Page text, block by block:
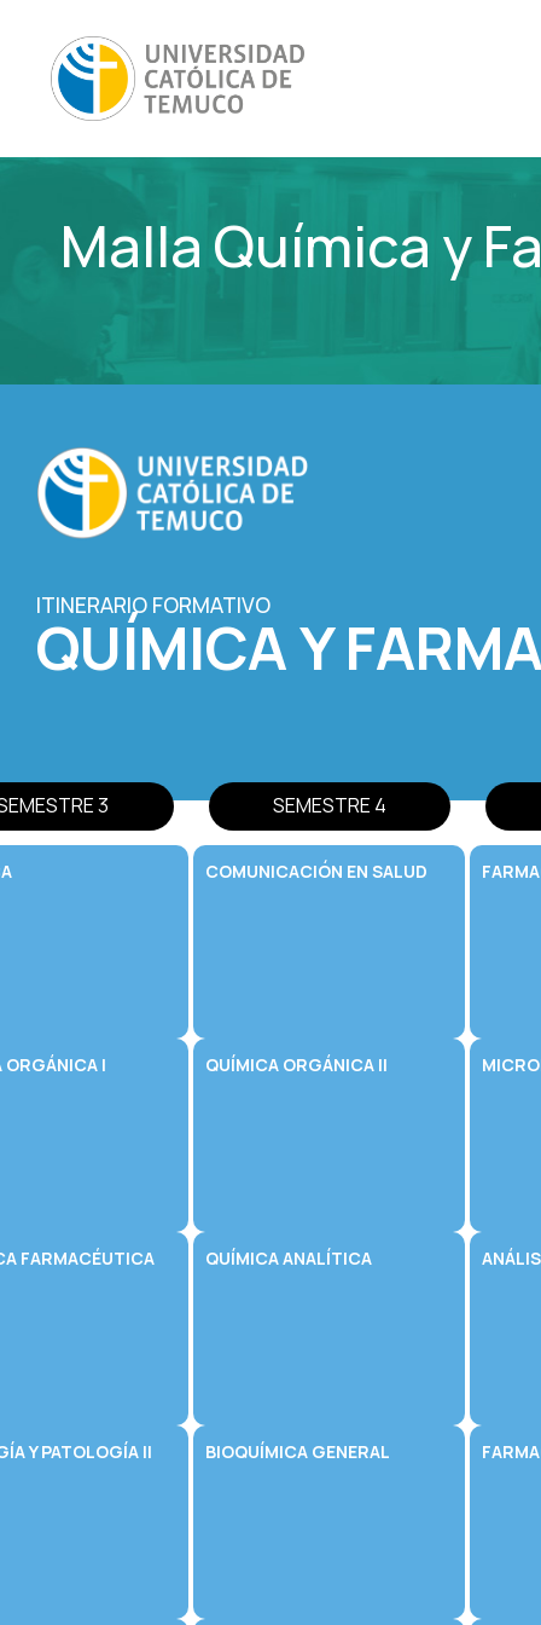
Malla Química y
ITINERARIO FORMATIVO
QUÍMICA Y
3
ORGÁNICA I
FARMACÉUTICA
Y PATOLOGÍA II
SEMESTRE 4
COMUNICACIÓN EN SALUD
QUÍMICA ORGÁNICA II
QUÍMICA ANALÍTICA
BIOQUÍMICA GENERAL